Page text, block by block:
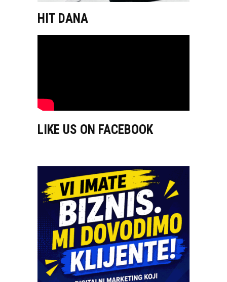
HIT DANA
LIKE US ON FACEBOOK